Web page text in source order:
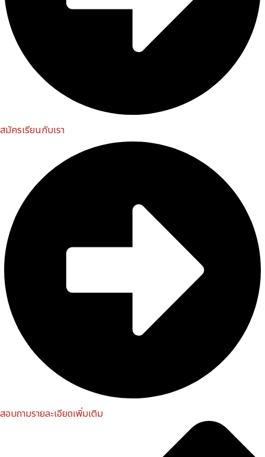
สมัครเรียนกับเรา
สอบถามรายละเอียดเพิ่มเติม